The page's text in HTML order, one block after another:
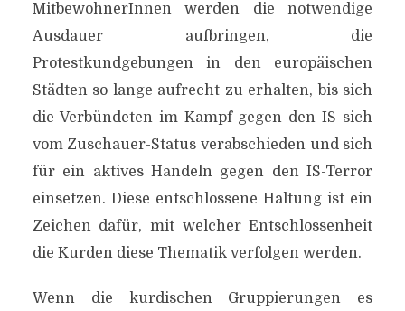
KOBANE – WIE EINE FATA
MORGANA, SO WEIT UND
DOCH SO NAH
VonEfgani Dönmez 8. Oktober 2014
MitbewohnerInnen werden die notwendige
Ausdauer aufbringen, die
Protestkundgebungen in den europäischen
Städten so lange aufrecht zu erhalten, bis sich
die Verbündeten im Kampf gegen den IS sich
vom Zuschauer-Status verabschieden und sich
für ein aktives Handeln gegen den IS-Terror
einsetzen. Diese entschlossene Haltung ist ein
Zeichen dafür, mit welcher Entschlossenheit
die Kurden diese Thematik verfolgen werden.
Wenn die kurdischen Gruppierungen es